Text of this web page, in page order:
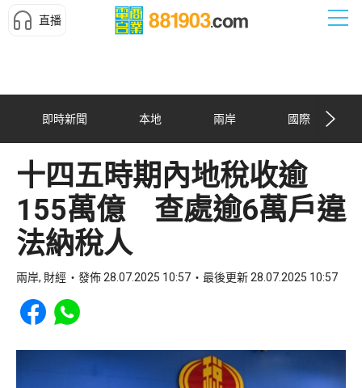
直播
即時新聞 本地 兩岸 國際
十四五時期內地稅收逾
155萬億 查處逾6萬戶違
法納稅人
兩岸, 財經 發佈 28.07.2025 10:57 最後更新 28.07.2025 10:57
Share to Facebook
Share to WhatsApp